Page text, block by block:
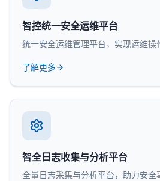
智控统一安全运维平台
统一安全运维管理平台，实现运维操
了解更多
智全日志收集与分析平台
全量日志采集与分析平台，助力安全